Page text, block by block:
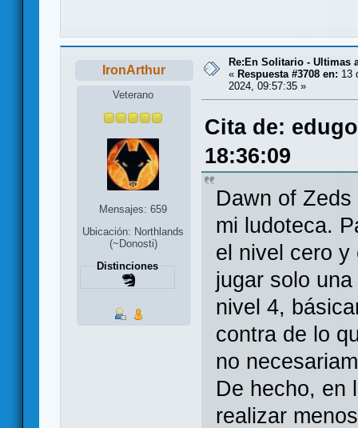
IronArthur
Veterano
Mensajes: 659
Ubicación: Northlands
(~Donosti)
Distinciones
Re:En Solitario - Ultimas
« Respuesta #3708 en: 13
2024, 09:57:35 »
Cita de:
18:36:09
Dawn of
mi ludoteca.
el nivel cero
jugar solo
nivel 4,
contra de lo
no
De hecho, en
realizar